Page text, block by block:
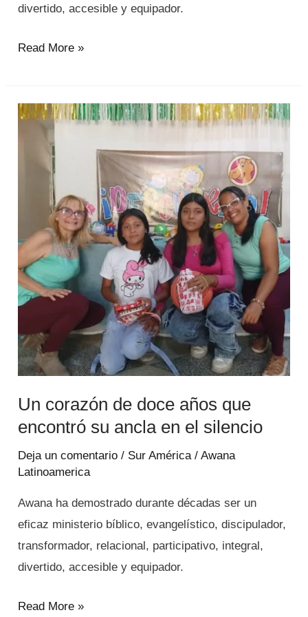
divertido, accesible y equipador.
Read More »
Un corazón de doce años que
encontró su ancla en el silencio
Deja un comentario / Sur América/Awana
Latinoamerica
Awana ha demostrado durante décadas ser un
eficaz ministerio bíblico, evangelístico, discipulador,
transformador, relacional, participativo, integral,
divertido, accesible y equipador.
Un
corazón
encontró
su
ancla
en
silencio
Read More »